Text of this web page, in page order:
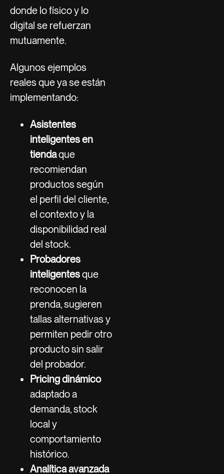
donde lo físico y lo
digital se refuerzan
mutuamente.
Algunos ejemplos
reales que ya se están
implementando:
Asistentes
inteligentes en
tiendaque
recomiendan
productos según
el perfil del cliente,
el contexto y la
disponibilidad real
del stock.
Probadores
inteligentesque
reconocen la
prenda, sugieren
tallas alternativas y
permiten pedir otro
producto sin salir
del probador.
Pricing dinámico
adaptado a
demanda, stock
local y
comportamiento
histórico.
Analítica avanzada